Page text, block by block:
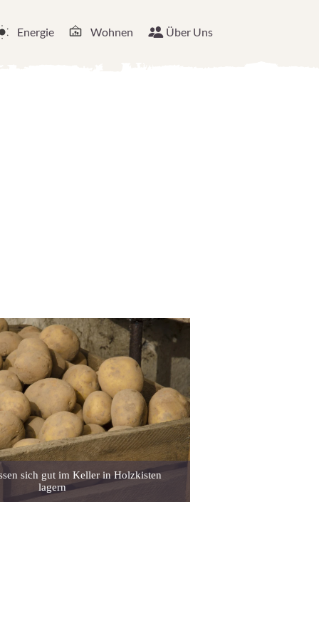
Energie Wohnen Über Uns
sich gut im Keller in Holzkisten
lagern